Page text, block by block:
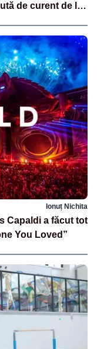
de curent de la
Ionuț Nichita
Capaldi a făcut tot
You Loved”